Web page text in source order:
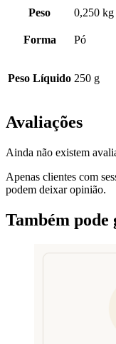
Peso 0,250 kg
Forma Pó
Peso Líquido 250 g
Avaliações
Ainda não existem
Apenas clientes com
podem deixar opinião.
Também